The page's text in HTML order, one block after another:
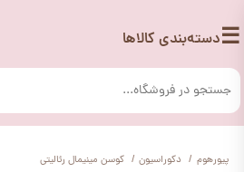
☰دسته‌بندی کالاها
پیورهوم دکوراسیون کوسن مینیمال رئالیتی